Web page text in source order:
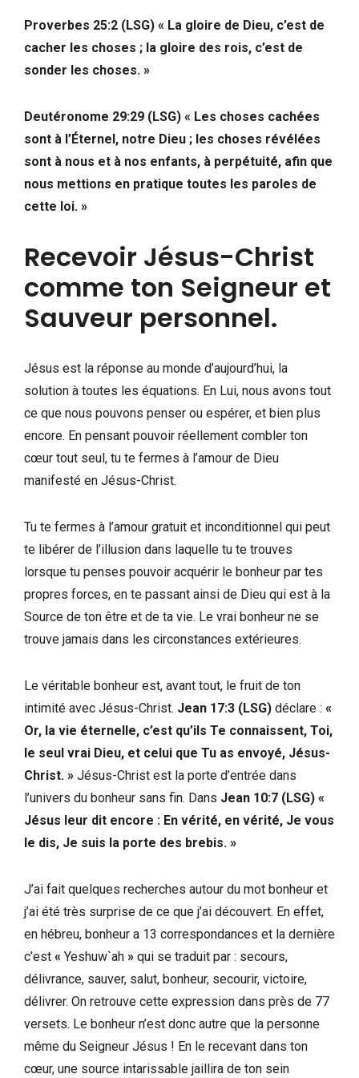
Proverbes 25:2 (LSG) « La gloire de Dieu, c’est de
cacher les choses ; la gloire des rois, c’est de
sonder les choses. »
Deutéronome 29:29 (LSG) « Les choses cachées
sont à l’Éternel, notre Dieu ; les choses révélées
sont à nous et à nos enfants, à perpétuité, afin que
nous mettions en pratique toutes les paroles de
cette loi. »
Recevoir Jésus-Christ
comme ton Seigneur et
Sauveur personnel.
Jésus est la réponse au monde d’aujourd’hui, la
solution à toutes les équations. En Lui, nous avons tout
ce que nous pouvons penser ou espérer, et bien plus
encore. En pensant pouvoir réellement combler ton
cœur tout seul, tu te fermes à l’amour de Dieu
manifesté en Jésus-Christ.
Tu te fermes à l’amour gratuit et inconditionnel qui peut
te libérer de l’illusion dans laquelle tu te trouves
lorsque tu penses pouvoir acquérir le bonheur par tes
propres forces, en te passant ainsi de Dieu qui est à la
Source de ton être et de ta vie. Le vrai bonheur ne se
trouve jamais dans les circonstances extérieures.
Le véritable bonheur est, avant tout, le fruit de ton
intimité avec Jésus-Christ. Jean 17:3 (LSG) déclare : «
Or, la vie éternelle, c’est qu’ils Te connaissent, Toi,
le seul vrai Dieu, et celui que Tu as envoyé, Jésus-
Christ. » Jésus-Christ est la porte d’entrée dans
l’univers du bonheur sans fin. Dans Jean 10:7 (LSG) «
Jésus leur dit encore : En vérité, en vérité, Je vous
le dis, Je suis la porte des brebis. »
J’ai fait quelques recherches autour du mot bonheur et
j’ai été très surprise de ce que j’ai découvert. En effet,
en hébreu, bonheur a 13 correspondances et la dernière
c’est « Yeshuw`ah » qui se traduit par : secours,
délivrance, sauver, salut, bonheur, secourir, victoire,
délivrer. On retrouve cette expression dans près de 77
versets. Le bonheur n’est donc autre que la personne
même du Seigneur Jésus ! En le recevant dans ton
cœur, une source intarissable jaillira de ton sein